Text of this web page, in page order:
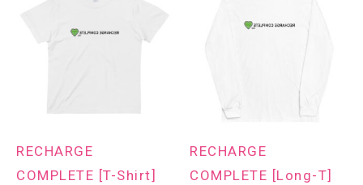
RECHARGE
COMPLETE [T-Shirt]
RECHARGE
COMPLETE [Long-T]